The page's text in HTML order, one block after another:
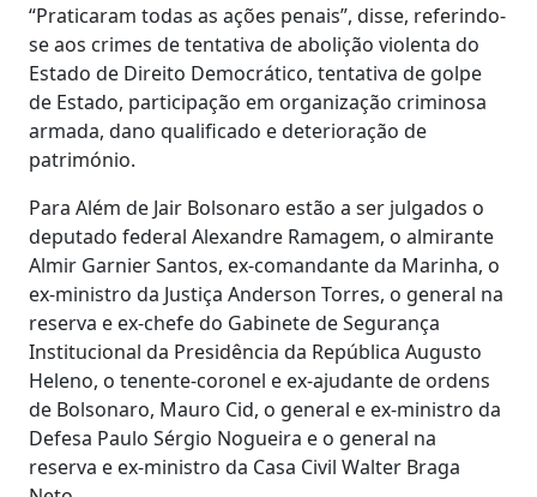
“Praticaram todas as ações penais”, disse, referindo-
se aos crimes de tentativa de abolição violenta do
Estado de Direito Democrático, tentativa de golpe
de Estado, participação em organização criminosa
armada, dano qualificado e deterioração de
património.
Para Além de Jair Bolsonaro estão a ser julgados o
deputado federal Alexandre Ramagem, o almirante
Almir Garnier Santos, ex-comandante da Marinha, o
ex-ministro da Justiça Anderson Torres, o general na
reserva e ex-chefe do Gabinete de Segurança
Institucional da Presidência da República Augusto
Heleno, o tenente-coronel e ex-ajudante de ordens
de Bolsonaro, Mauro Cid, o general e ex-ministro da
Defesa Paulo Sérgio Nogueira e o general na
reserva e ex-ministro da Casa Civil Walter Braga